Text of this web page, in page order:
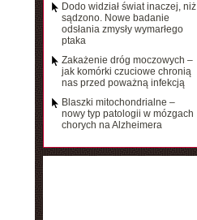
Dodo widział świat inaczej, niż
sądzono. Nowe badanie
odsłania zmysły wymarłego
ptaka
Zakażenie dróg moczowych –
jak komórki czuciowe chronią
nas przed poważną infekcją
Blaszki mitochondrialne –
nowy typ patologii w mózgach
chorych na Alzheimera